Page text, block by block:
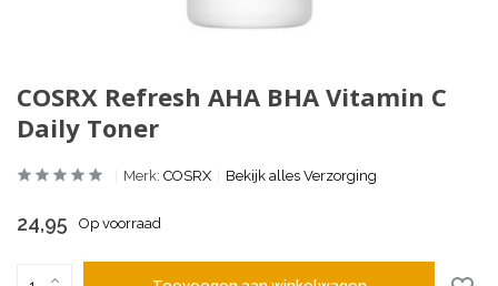
COSRX Refresh AHA BHA Vitamin C
Daily Toner
Merk: COSRX Bekijk alles Verzorging
24,95 Op voorraad